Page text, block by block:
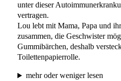
unter dieser
vertragen.
Lou lebt mit Mama, Papa und
zusammen, die Geschwister
Gummibärchen, deshalb
Toilettenpapierrolle.
mehr oder weniger lesen